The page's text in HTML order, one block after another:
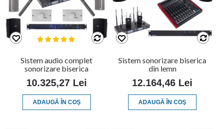
Sistem audio complet
sonorizare biserica
10.325,27 Lei
ADAUGĂ ÎN COŞ
Sistem sonorizare biserica
din lemn
12.164,46 Lei
ADAUGĂ ÎN COŞ